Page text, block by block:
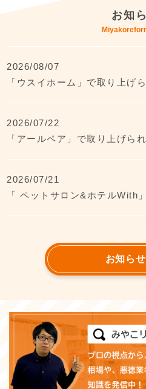
お知
2026/08/07
「ウスイホーム」で取り上げ
2026/07/22
「アールペア」で取り上げら
2026/07/21
「 ペットサロン&ホテルWith
お知ら